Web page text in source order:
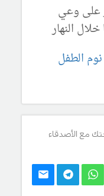
على وعي
النهار
الطفل
مع الأصدقاء